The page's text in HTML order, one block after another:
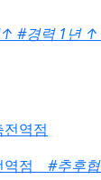
↑ #경력 1년 ↑
점 #추후